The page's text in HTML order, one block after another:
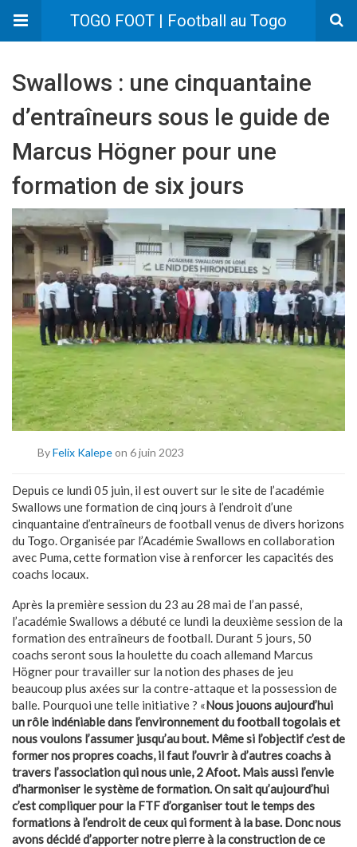
TOGO FOOT | Football au Togo
Swallows : une cinquantaine
d’entraîneurs sous le guide de
Marcus Högner pour une
formation de six jours
ByFelix Kalepeon 6 juin 2023
Depuis ce lundi 05 juin, il est ouvert sur le site de l’académie
Swallows une formation de cinq jours à l’endroit d’une
cinquantaine d’entraîneurs de football venus de divers horizons
du Togo. Organisée par l’Académie Swallows en collaboration
avec Puma, cette formation vise à renforcer les capacités des
coachs locaux.
Après la première session du 23 au 28 mai de l’an passé,
l’académie Swallows a débuté ce lundi la deuxième session de la
formation des entraîneurs de football. Durant 5 jours, 50
coachs seront sous la houlette du coach allemand Marcus
Högner pour travailler sur la notion des phases de jeu
beaucoup plus axées sur la contre-attaque et la possession de
balle. Pourquoi une telle initiative ? «Nous jouons aujourd’hui
un rôle indéniable dans l’environnement du football togolais et
nous voulons l’assumer jusqu’au bout. Même si l’objectif c’est de
former nos propres coachs, il faut l’ouvrir à d’autres coachs à
travers l’association qui nous unie, 2 Afoot. Mais aussi l’envie
d’harmoniser le système de formation. On sait qu’aujourd’hui
c’est compliquer pour la FTF d’organiser tout le temps des
formations à l’endroit de ceux qui forment à la base. Donc nous
avons décidé d’apporter notre pierre à la construction de ce